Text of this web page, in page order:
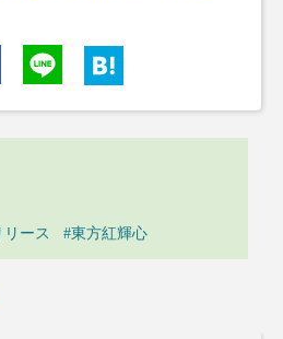
ース #東⽅紅輝⼼